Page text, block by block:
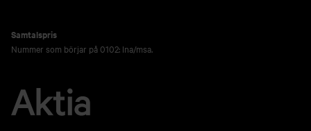
Samtalspris
Nummer som börjar på 0102: lna/msa.